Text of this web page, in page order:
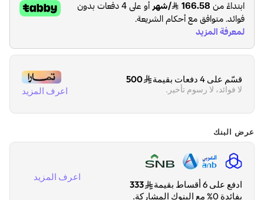
قسّم على 4 دفعات بقيمة 500
لا فوائد، لا رسوم تأخير. اعرف المزيد
عرض البنك
ادفع على 6 أقساط بقيمة
333
بفائدة 0% مع البنوك المشاركة.
اعرف المزيد